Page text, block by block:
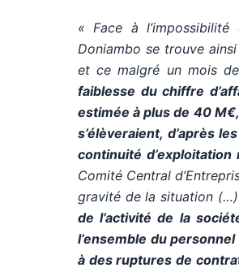
« Face à l’impossibilité
Doniambo se trouve
et ce malgré un mois
faiblesse du chiffre
estimée à plus de 40 M
s’élèveraient, d’après
continuité d’exploitation
Comité Central
gravité de la situation
de l’activité de la
l’ensemble du
à des ruptures de